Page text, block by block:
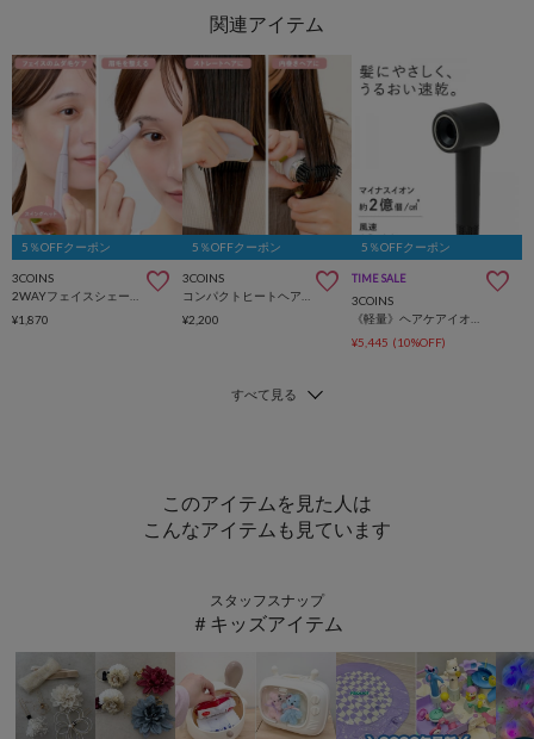
5％OFFクーポン
3COINS
¥1,870
5％OFFクーポン
3COINS
¥2,200
5％OFFクーポン
TIME SALE
3COINS
¥5,445 (10%OFF)
このアイテムを見た人は
こんなアイテムも見ています
スタッフスナップ
＃キッズアイテム